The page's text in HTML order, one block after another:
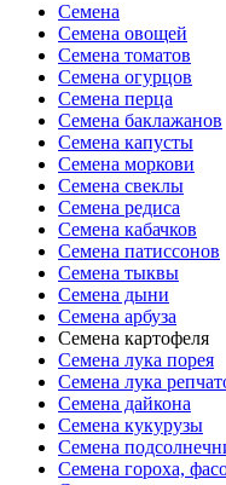
Семена
Семена овощей
Семена томатов
Семена огурцов
Семена перца
Семена баклажанов
Семена капусты
Семена моркови
Семена свеклы
Семена редиса
Семена кабачков
Семена патиссонов
Семена тыквы
Семена дыни
Семена арбуза
Семена картофеля
Семена лука порея
Семена лука
Семена дайкона
Семена кукурузы
Семена
Семена гороха,